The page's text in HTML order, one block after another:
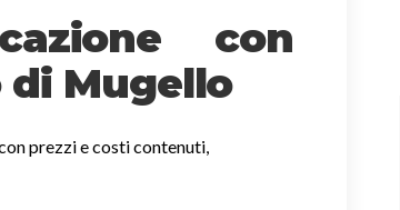
con
di Mugello
prezzi e costi contenuti,